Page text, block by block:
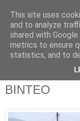
ΕΞΑΜΙΛΙΑ:
των
ΒΙΝΤΕΟ
This site uses
and to analyze
shared with
metrics to ensure
statistics, and to